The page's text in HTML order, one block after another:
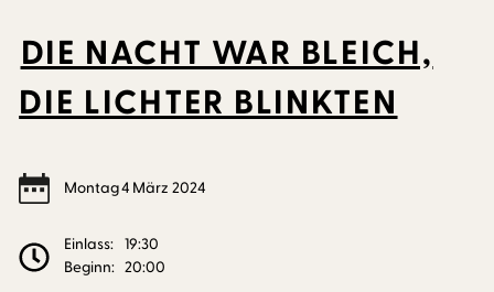
DIE NACHT WAR BLEICH,
DIE LICHTER BLINKTEN
Montag4 März 2024
Einlass: 19:30
Beginn: 20:00